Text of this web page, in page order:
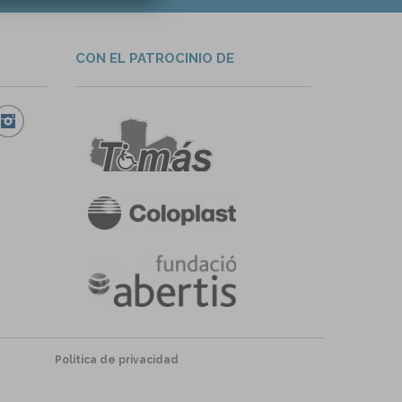
CON EL PATROCINIO DE
Política de privacidad